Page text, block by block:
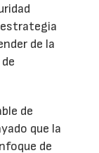
de la
de
que la
de